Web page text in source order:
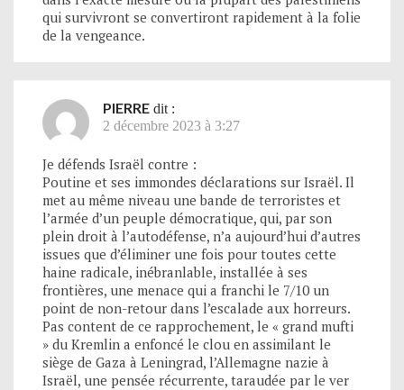
qui survivront se convertiront rapidement à la folie
de la vengeance.
PIERRE dit :
2 décembre 2023 à 3:27
Je défends Israël contre :
Poutine et ses immondes déclarations sur Israël. Il
met au même niveau une bande de terroristes et
l’armée d’un peuple démocratique, qui, par son
plein droit à l’autodéfense, n’a aujourd’hui d’autres
issues que d’éliminer une fois pour toutes cette
haine radicale, inébranlable, installée à ses
frontières, une menace qui a franchi le 7/10 un
point de non-retour dans l’escalade aux horreurs.
Pas content de ce rapprochement, le « grand mufti
» du Kremlin a enfoncé le clou en assimilant le
siège de Gaza à Leningrad, l’Allemagne nazie à
Israël, une pensée récurrente, taraudée par le ver